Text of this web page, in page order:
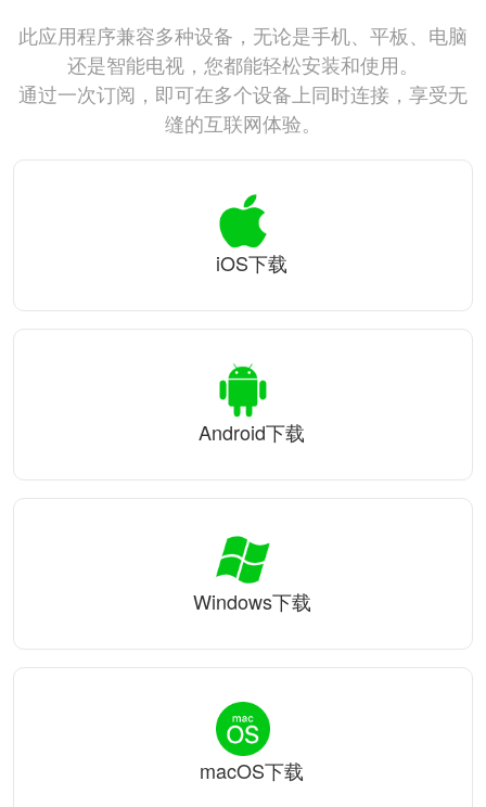
此应用程序兼容多种设备，无论是手机、平板、电脑
还是智能电视，您都能轻松安装和使用。
通过一次订阅，即可在多个设备上同时连接，享受无
缝的互联网体验。
iOS下载
Android下载
Windows下载
macOS下载